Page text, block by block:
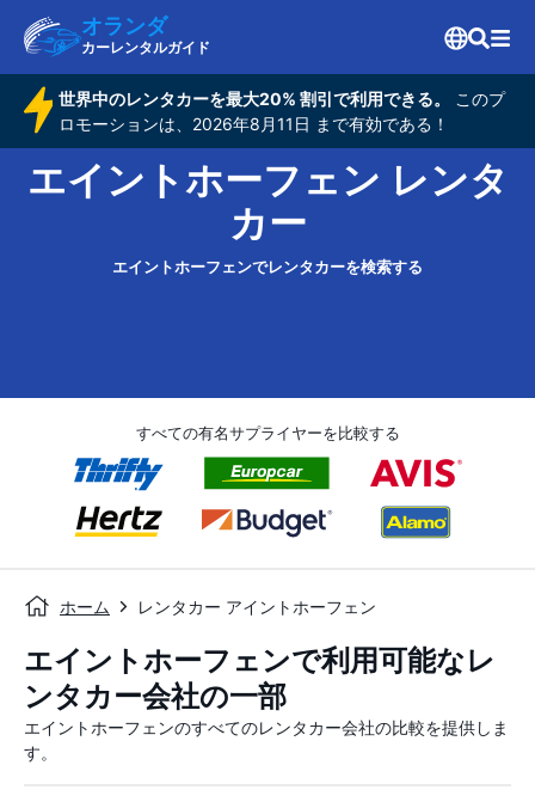
オランダ
カーレンタルガイド
世界中のレンタカーを最大20% 割引で利用できる。
このプ
ロモーションは、2026年8月11日 まで有効である！
エイントホーフェン レンタ
カー
エイントホーフェンでレンタカーを検索する
すべての有名サプライヤーを比較する
ホーム レンタカー アイントホーフェン
エイントホーフェンで利用可能なレ
ンタカー会社の一部
エイントホーフェンのすべてのレンタカー会社の比較を提供しま
す。